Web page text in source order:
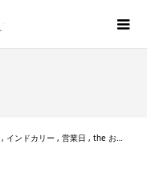
, インドカリー , 営業日 , the お知らせ